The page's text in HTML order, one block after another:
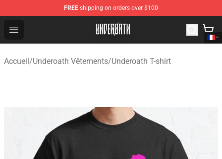
FREE shipping on orders over $100
Open menu
Underoath Store - Official Underoath Merchandise Shop
Accueil/Underoath Vêtements/Underoath T-shirt